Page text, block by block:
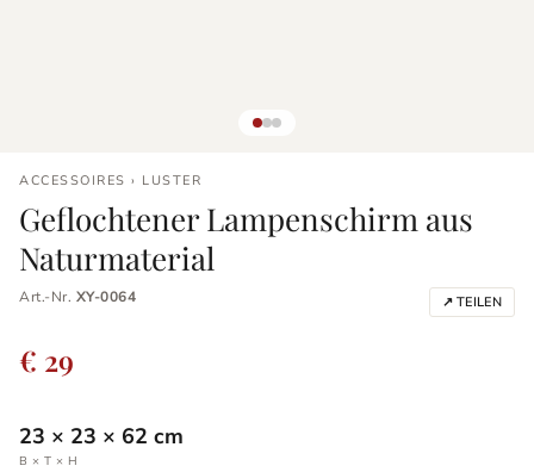
ACCESSOIRES › LUSTER
Geflochtener Lampenschirm aus
Naturmaterial
Art.-Nr. XY-0064 ↗ TEILEN
€ 29
23 × 23 × 62 cm
B × T × H